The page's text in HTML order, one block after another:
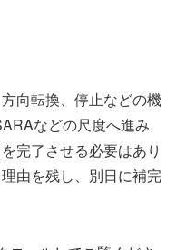
向転換、停止などの機
などの尺度へ進み
完了させる必要はあり
由を残し、別日に補完